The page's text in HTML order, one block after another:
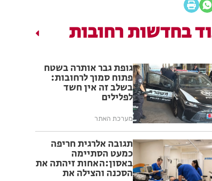
בחדשות רחובות
גופת גבר אותרה בשטח
פתוח סמוך לרחובות:
בשלב זה אין חשד
לפלילים
מערכת האתר
תגובה אלרגית חריפה
כמעט הסתיימה
באסון:האחות זיהתה את
הסכנה והצילה את